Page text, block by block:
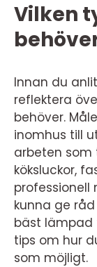
Vilken
Innan du
reflektera
behöver.
inomhus till
arbeten som
köksluckor,
kunna ge
bäst lämpad
tips om hur
som möjligt.